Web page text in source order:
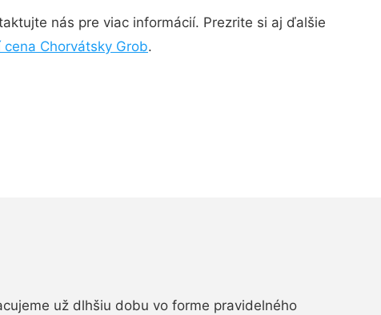
nás pre viac informácií. Prezrite si aj ďalšie
Chorvátsky Grob.
už dlhšiu dobu vo forme pravidelného